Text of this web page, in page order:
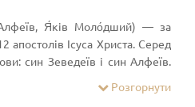
Я́ків Моло́дший) — за
Ісуса Христа. Серед
син Зеведеїв і син Алфеїв.
Його мати, Марія
Розгорнути